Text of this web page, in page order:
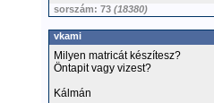
sorszám: 73 (18380)
vkami
Milyen matricát készítesz?
Öntapit vagy vizest?
Kálmán